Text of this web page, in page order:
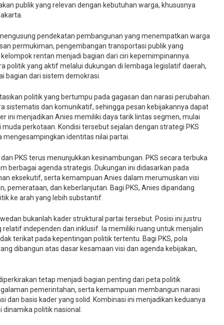
publik yang relevan dengan kebutuhan warga, khususnya
pendekatan pembangunan yang menempatkan warga
permukiman, pengembangan transportasi publik yang
rentan menjadi bagian dari ciri kepemimpinannya.
politik yang aktif melalui dukungan di lembaga legislatif daerah,
bagian dari sistem demokrasi.
politik yang bertumpu pada gagasan dan narasi perubahan.
sistematis dan komunikatif, sehingga pesan kebijakannya dapat
ini menjadikan Anies memiliki daya tarik lintas segmen, mulai
perkotaan. Kondisi tersebut sejalan dengan strategi PKS
identitas nilai partai.
PKS terus menunjukkan kesinambungan. PKS secara terbuka
berbagai agenda strategis. Dukungan ini didasarkan pada
eksekutif, serta kemampuan Anies dalam merumuskan visi
pemerataan, dan keberlanjutan. Bagi PKS, Anies dipandang
ke arah yang lebih substantif.
bukanlah kader struktural partai tersebut. Posisi ini justru
independen dan inklusif. Ia memiliki ruang untuk menjalin
terikat pada kepentingan politik tertentu. Bagi PKS, pola
dibangun atas dasar kesamaan visi dan agenda kebijakan,
tetap menjadi bagian penting dari peta politik
pemerintahan, serta kemampuan membangun narasi
dan basis kader yang solid. Kombinasi ini menjadikan keduanya
politik nasional.